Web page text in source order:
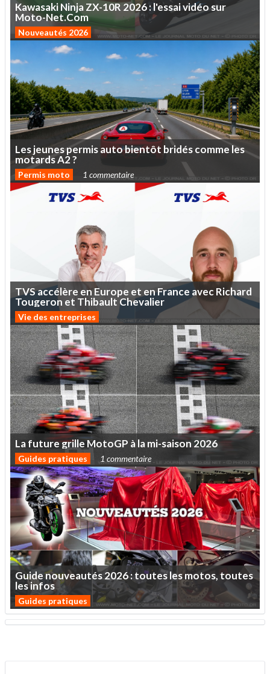
KawasakiNinjaZX-10R2026:l'essaividéosur
Moto-Net.Com
Nouveautés 2026
Lesjeunespermisautobientôt bridéscommeles
motardsA2?
Permis moto 1 commentaire
TVSaccélère enEurope et enFrance avecRichard
Tougeron et Thibault Chevalier
Vie des entreprises
Lafuturegrille MotoGP àlami-saison 2026
Guides pratiques 1 commentaire
Guidenouveautés2026:touteslesmotos,toutes
lesinfos
Guides pratiques